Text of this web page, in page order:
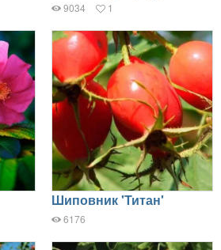
9034 1
Шиповник 'Титан'
6176